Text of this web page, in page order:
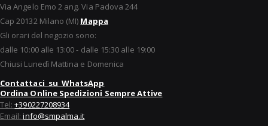
Via Angelo Emo 2 ang. Via Padova 244
Cap 20132 Milano (MI) Mappa
Gli orari del negozio sono:
dalle 10:00 alle 13:00 - dalle 15:30 alle 19:00
Chiusi Lunedì Mattina e Domenica
Contattaci su WhatsApp
Ordina Online Spedizioni Sempre Attive
Tel:+390227208934
Email:info@smpalma.it